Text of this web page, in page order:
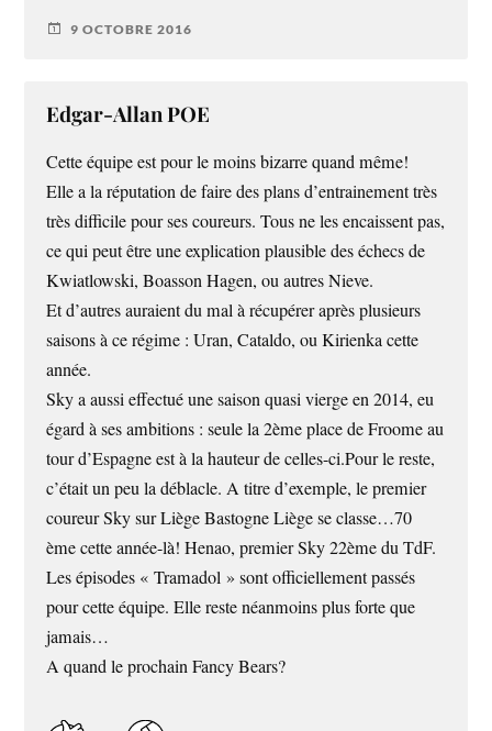
9 OCTOBRE 2016
Edgar-Allan POE
Cette équipe est pour le moins bizarre quand même!
Elle a la réputation de faire des plans d’entrainement très
très difficile pour ses coureurs. Tous ne les encaissent pas,
ce qui peut être une explication plausible des échecs de
Kwiatlowski, Boasson Hagen, ou autres Nieve.
Et d’autres auraient du mal à récupérer après plusieurs
saisons à ce régime : Uran, Cataldo, ou Kirienka cette
année.
Sky a aussi effectué une saison quasi vierge en 2014, eu
égard à ses ambitions : seule la 2ème place de Froome au
tour d’Espagne est à la hauteur de celles-ci.Pour le reste,
c’était un peu la déblacle. A titre d’exemple, le premier
coureur Sky sur Liège Bastogne Liège se classe…70
ème cette année-là! Henao, premier Sky 22ème du TdF.
Les épisodes « Tramadol » sont officiellement passés
pour cette équipe. Elle reste néanmoins plus forte que
jamais…
A quand le prochain Fancy Bears?